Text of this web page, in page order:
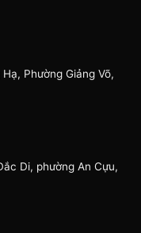
Phường Giảng Võ,
Di, phường An Cựu,